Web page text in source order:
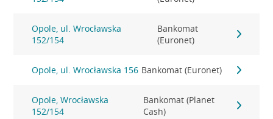
Opole, ul. Wrocławska
152/154
Bankomat
(Euronet)
Opole, ul. Wrocławska 156 Bankomat (Euronet)
Opole, Wrocławska
152/154
Bankomat (Planet
Cash)